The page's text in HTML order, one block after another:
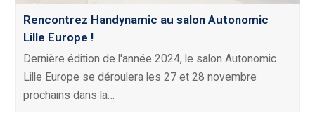
Rencontrez Handynamic au salon Autonomic
Lille Europe !
Dernière édition de l'année 2024, le salon Autonomic
Lille Europe se déroulera les 27 et 28 novembre
prochains dans la…